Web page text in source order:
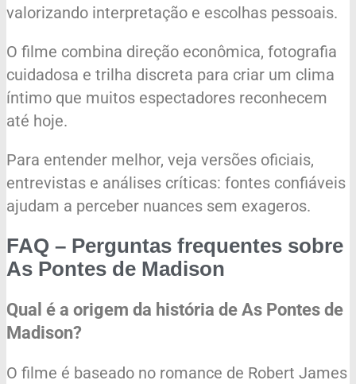
valorizando interpretação e escolhas pessoais.
O filme combina direção econômica, fotografia
cuidadosa e trilha discreta para criar um clima
íntimo que muitos espectadores reconhecem
até hoje.
Para entender melhor, veja versões oficiais,
entrevistas e análises críticas: fontes confiáveis
ajudam a perceber nuances sem exageros.
FAQ – Perguntas frequentes sobre
As Pontes de Madison
Qual é a origem da história de As Pontes de
Madison?
O filme é baseado no romance de Robert James